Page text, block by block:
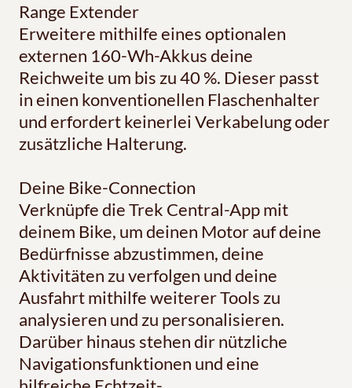
Range Extender
Erweitere mithilfe eines optionalen
externen 160-Wh-Akkus deine
Reichweite um bis zu 40 %. Dieser passt
in einen konventionellen Flaschenhalter
und erfordert keinerlei Verkabelung oder
zusätzliche Halterung.
Deine Bike-Connection
Verknüpfe die Trek Central-App mit
deinem Bike, um deinen Motor auf deine
Bedürfnisse abzustimmen, deine
Aktivitäten zu verfolgen und deine
Ausfahrt mithilfe weiterer Tools zu
analysieren und zu personalisieren.
Darüber hinaus stehen dir nützliche
Navigationsfunktionen und eine